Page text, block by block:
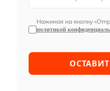
Нажимая на кнопку
политикой